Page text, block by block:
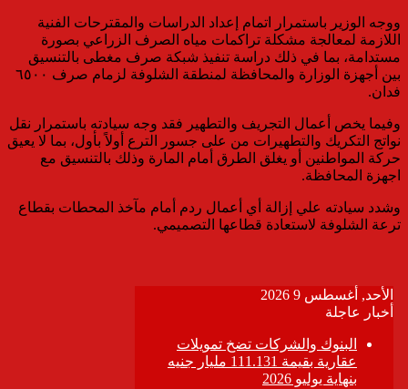
ووجه الوزير باستمرار اتمام إعداد الدراسات والمقترحات الفنية
اللازمة لمعالجة مشكلة تراكمات مياه الصرف الزراعي بصورة
مستدامة، بما في ذلك دراسة تنفيذ شبكة صرف مغطى بالتنسيق
بين أجهزة الوزارة والمحافظة لمنطقة الشلوفة لزمام صرف ٦٥٠٠
فدان.
وفيما يخص أعمال التجريف والتطهير فقد وجه سيادته باستمرار نقل
نواتج التكريك والتطهيرات من على جسور الترع أولاً بأول، بما لا يعيق
حركة المواطنين أو يغلق الطرق أمام المارة وذلك بالتنسيق مع
اجهزة المحافظة.
وشدد سيادته علي إزالة أي أعمال ردم أمام مآخذ المحطات بقطاع
ترعة الشلوفة لاستعادة قطاعها التصميمي.